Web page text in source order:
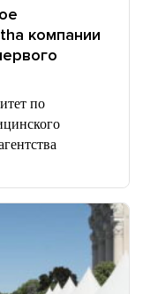
компании
по